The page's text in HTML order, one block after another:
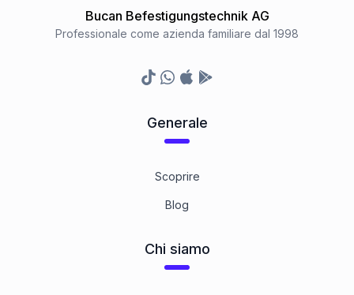
Bucan Befestigungstechnik AG
Professionale come azienda familiare dal 1998
TikTokWhatsapp
Appstore
Google Play Store
Generale
Scoprire
Blog
Chi siamo